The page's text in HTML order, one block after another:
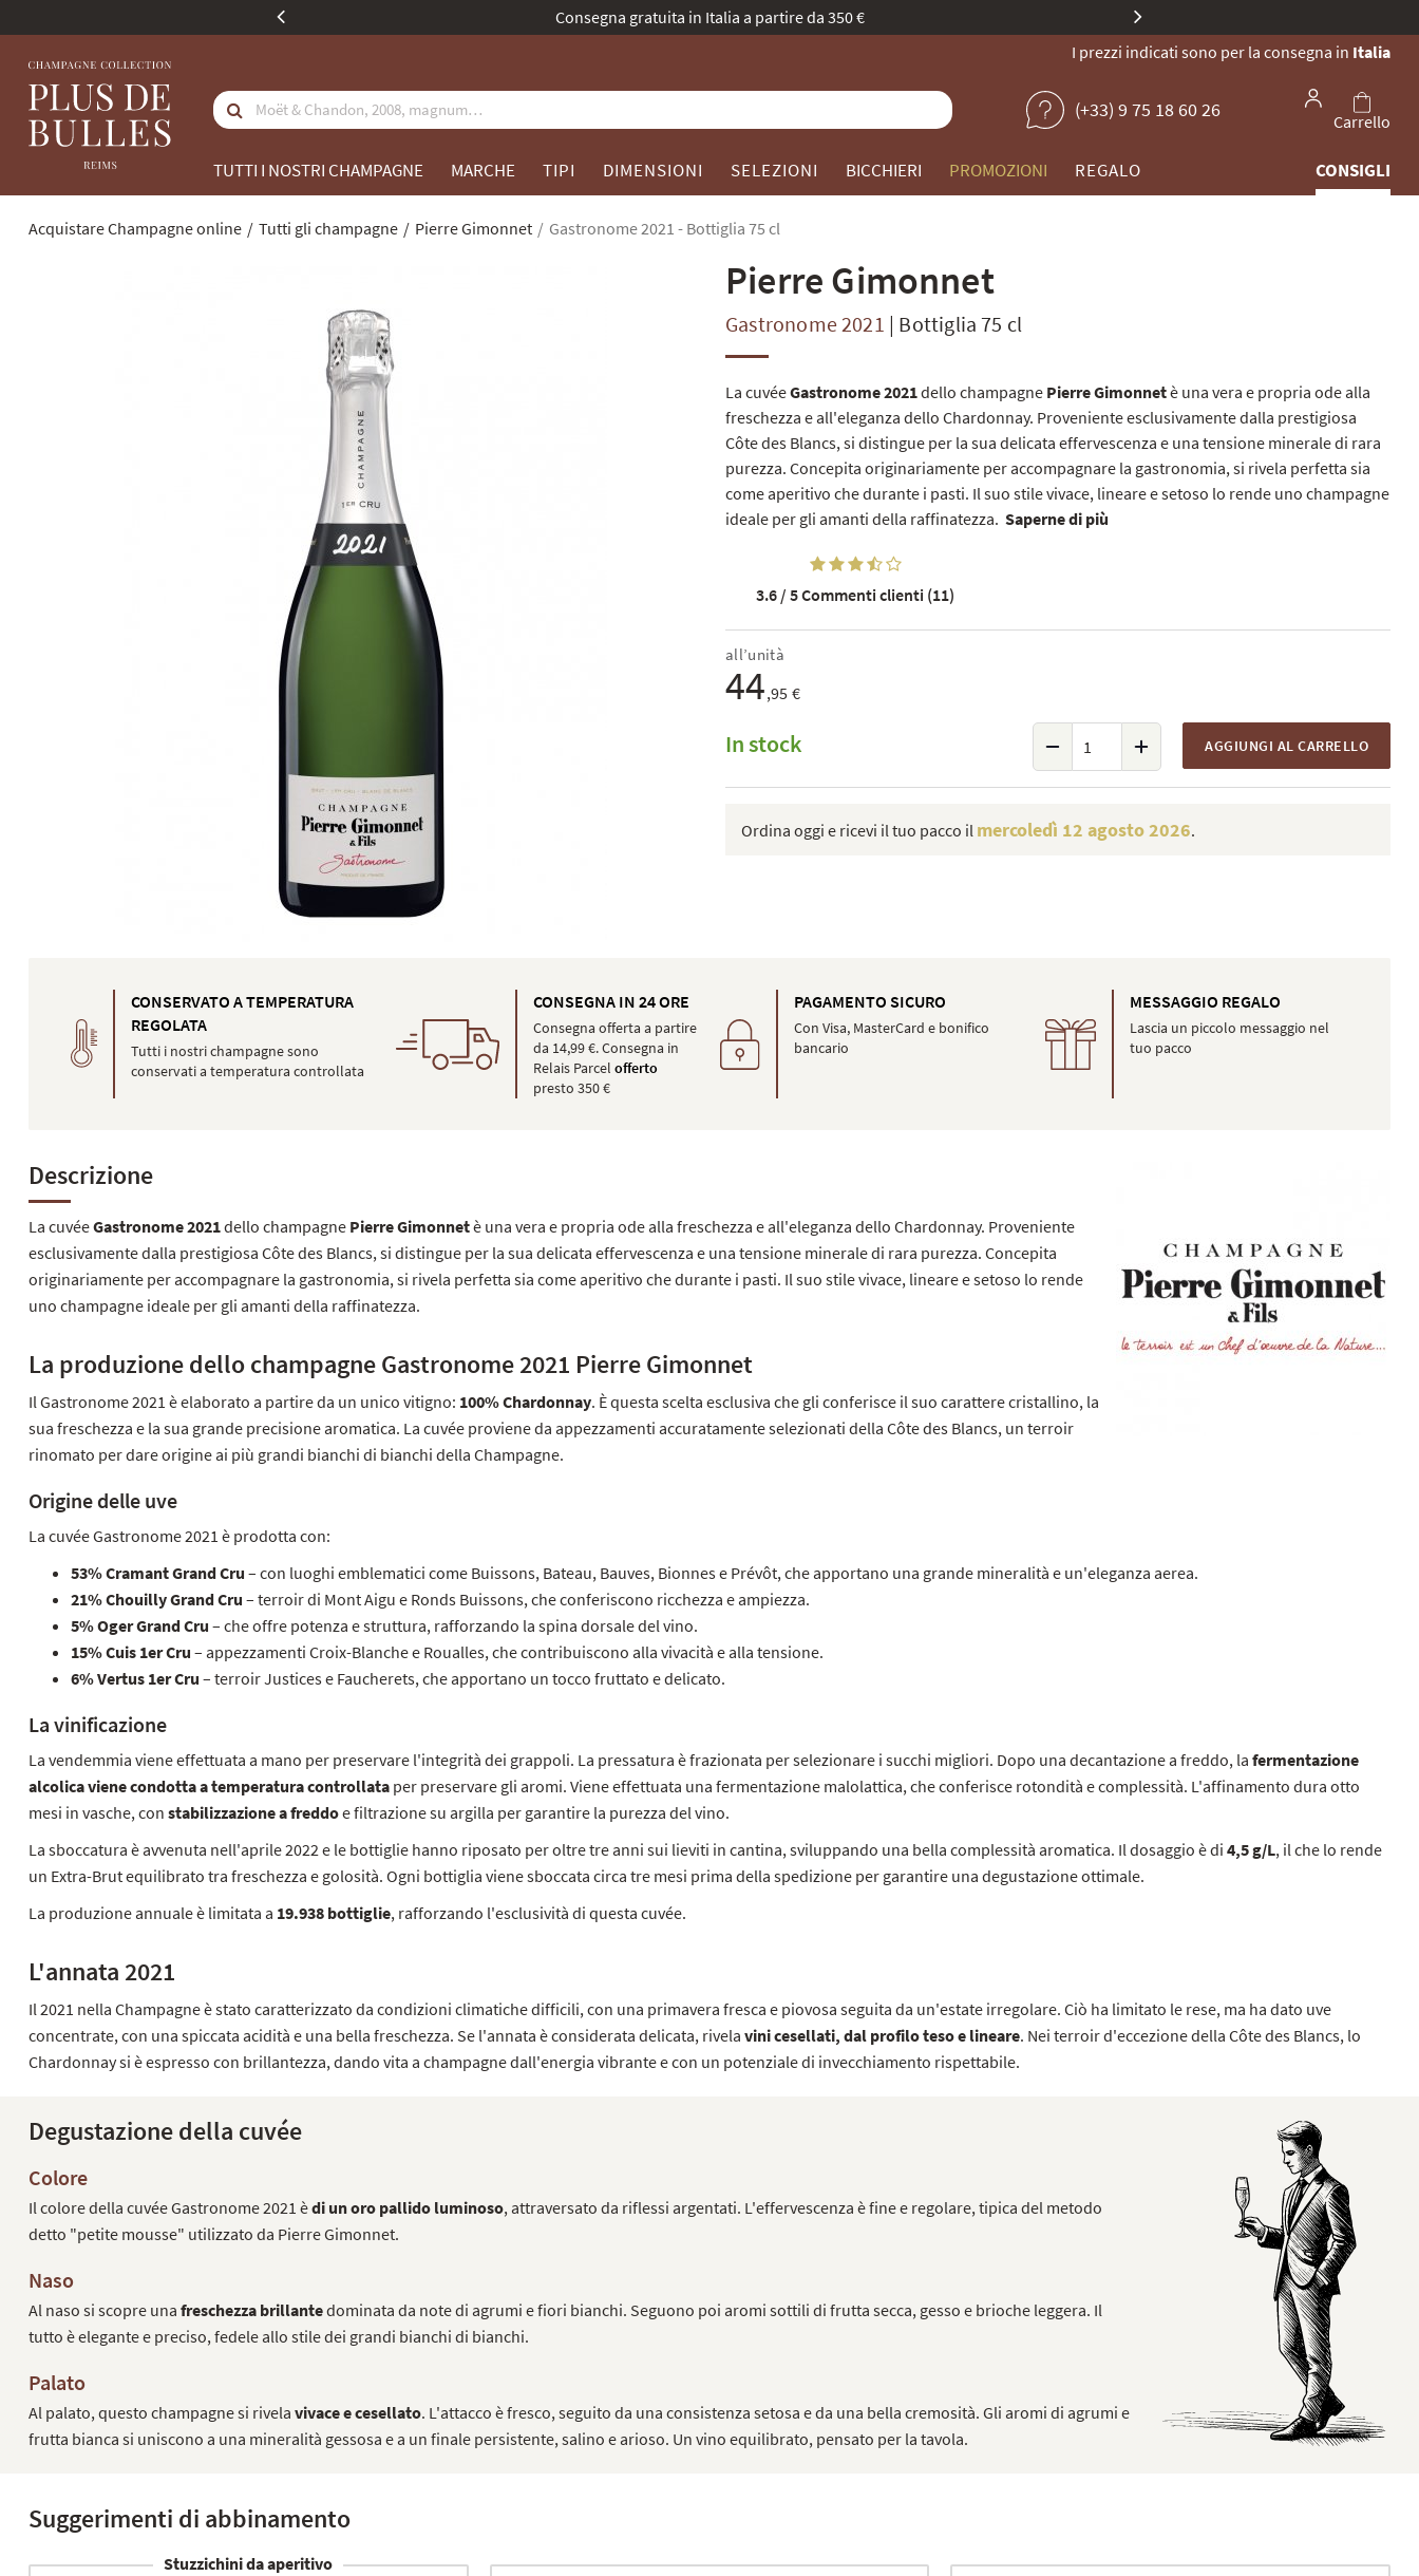
La nostra identità evolve: stessa passione, nuovo volto. Scoprite la nostra collezione di champagne unici.
I prezzi indicati sono per la consegna in Italia
(+33) 9 75 18 60 26
Carrello
TUTTI I NOSTRI CHAMPAGNE MARCHE TIPI DIMENSIONI SELEZIONI BICCHIERI PROMOZIONI REGALO CONSIGLI
Acquistare Champagne online Tutti gli champagne Pierre Gimonnet Gastronome 2021 - Bottiglia 75 cl
Pierre Gimonnet
Gastronome 2021 | Bottiglia 75 cl
La cuvéeGastronome 2021dello champagne Pierre Gimonnetè una vera e propria ode alla
freschezza e all'eleganza dello Chardonnay. Proveniente esclusivamente dalla prestigiosa
Côte des Blancs, si distingue per la sua delicata effervescenza e una tensione minerale di rara
purezza. Concepita originariamente per accompagnare la gastronomia, si rivela perfetta sia
come aperitivo che durante i pasti. Il suo stile vivace, lineare e setoso lo rende uno champagne
ideale per gli amanti della raffinatezza. Saperne di più
3.6 / 5Commenti clienti (11)
all’unità
44,95 €
In stock AGGIUNGI AL CARRELLO
Ordina oggi e ricevi il tuo pacco il mercoledì 12 agosto 2026.
CONSERVATO A TEMPERATURA
REGOLATA
Tutti i nostri champagne sono
conservati a temperatura controllata
CONSEGNA IN 24 ORE
Consegna offerta a partire
da 14,99 €. Consegna in
Relais Parcelofferto
presto 350 €
PAGAMENTO SICURO
Con Visa, MasterCard e bonifico
bancario
MESSAGGIO REGALO
Lascia un piccolo messaggio nel
tuo pacco
Descrizione
La cuvéeGastronome 2021dello champagne Pierre Gimonnetè una vera e propria ode alla freschezza e all'eleganza dello Chardonnay. Proveniente
esclusivamente dalla prestigiosa Côte des Blancs, si distingue per la sua delicata effervescenza e una tensione minerale di rara purezza. Concepita
originariamente per accompagnare la gastronomia, si rivela perfetta sia come aperitivo che durante i pasti. Il suo stile vivace, lineare e setoso lo rende
uno champagne ideale per gli amanti della raffinatezza.
La produzione dello champagne Gastronome 2021 Pierre Gimonnet
Il Gastronome 2021 è elaborato a partire da un unico vitigno: 100% Chardonnay. È questa scelta esclusiva che gli conferisce il suo carattere cristallino, la
sua freschezza e la sua grande precisione aromatica. La cuvée proviene da appezzamenti accuratamente selezionati della Côte des Blancs, un terroir
rinomato per dare origine ai più grandi bianchi di bianchi della Champagne.
Origine delle uve
La cuvée Gastronome 2021 è prodotta con:
53% Cramant Grand Cru – con luoghi emblematici come Buissons, Bateau, Bauves, Bionnes e Prévôt, che apportano una grande mineralità e un'eleganza aerea.
21% Chouilly Grand Cru – terroir di Mont Aigu e Ronds Buissons, che conferiscono ricchezza e ampiezza.
5% Oger Grand Cru – che offre potenza e struttura, rafforzando la spina dorsale del vino.
15% Cuis 1er Cru – appezzamenti Croix-Blanche e Roualles, che contribuiscono alla vivacità e alla tensione.
6% Vertus 1er Cru – terroir Justices e Faucherets, che apportano un tocco fruttato e delicato.
La vinificazione
La vendemmia viene effettuata a mano per preservare l'integrità dei grappoli. La pressatura è frazionata per selezionare i succhi migliori. Dopo una decantazione a freddo, la fermentazione
alcolica viene condotta a temperatura controllata per preservare gli aromi. Viene effettuata una fermentazione malolattica, che conferisce rotondità e complessità. L'affinamento dura otto
mesi in vasche, con stabilizzazione a freddoe filtrazione su argilla per garantire la purezza del vino.
La sboccatura è avvenuta nell'aprile 2022 e le bottiglie hanno riposato per oltre tre anni sui lieviti in cantina, sviluppando una bella complessità aromatica. Il dosaggio è di 4,5 g/L, il che lo rende
un Extra-Brut equilibrato tra freschezza e golosità. Ogni bottiglia viene sboccata circa tre mesi prima della spedizione per garantire una degustazione ottimale.
La produzione annuale è limitata a 19.938 bottiglie, rafforzando l'esclusività di questa cuvée.
L'annata 2021
Il 2021 nella Champagne è stato caratterizzato da condizioni climatiche difficili, con una primavera fresca e piovosa seguita da un'estate irregolare. Ciò ha limitato le rese, ma ha dato uve
concentrate, con una spiccata acidità e una bella freschezza. Se l'annata è considerata delicata, rivela vini cesellati, dal profilo teso e lineare. Nei terroir d'eccezione della Côte des Blancs, lo
Chardonnay si è espresso con brillantezza, dando vita a champagne dall'energia vibrante e con un potenziale di invecchiamento rispettabile.
Degustazione della cuvée
Colore
Il colore della cuvée Gastronome 2021 èdi un oro pallido luminoso, attraversato da riflessi argentati. L'effervescenza è fine e regolare, tipica del metodo
detto "petite mousse" utilizzato da Pierre Gimonnet.
Naso
Al naso si scopre una freschezza brillantedominata da note di agrumi e fiori bianchi. Seguono poi aromi sottili di frutta secca, gesso e brioche leggera. Il
tutto è elegante e preciso, fedele allo stile dei grandi bianchi di bianchi.
Palato
Al palato, questo champagne si rivela vivace e cesellato. L'attacco è fresco, seguito da una consistenza setosa e da una bella cremosità. Gli aromi di agrumi e
frutta bianca si uniscono a una mineralità gessosa e a un finale persistente, salino e arioso. Un vino equilibrato, pensato per la tavola.
Suggerimenti di abbinamento
Stuzzichini da aperitivo